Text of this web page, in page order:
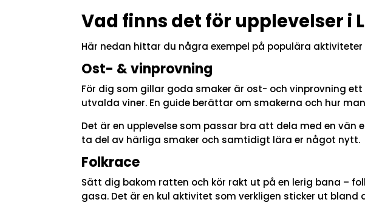
Vad finns det för upplevelser i
Här nedan hittar du några exempel på populära aktiviteter
Ost- & vinprovning
För dig som gillar goda smaker är ost- och vinprovning
utvalda viner. En guide berättar om smakerna och hur
Det är en upplevelse som passar bra att dela med en vän
ta del av härliga smaker och samtidigt lära er något nytt.
Folkrace
Sätt dig bakom ratten och kör rakt ut på en lerig bana –
gasa. Det är en kul aktivitet som verkligen sticker ut bland